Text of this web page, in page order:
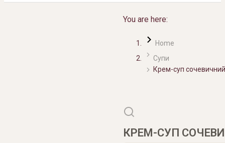
You are here:
Home
Супи
Крем-суп
КРЕМ-СУП